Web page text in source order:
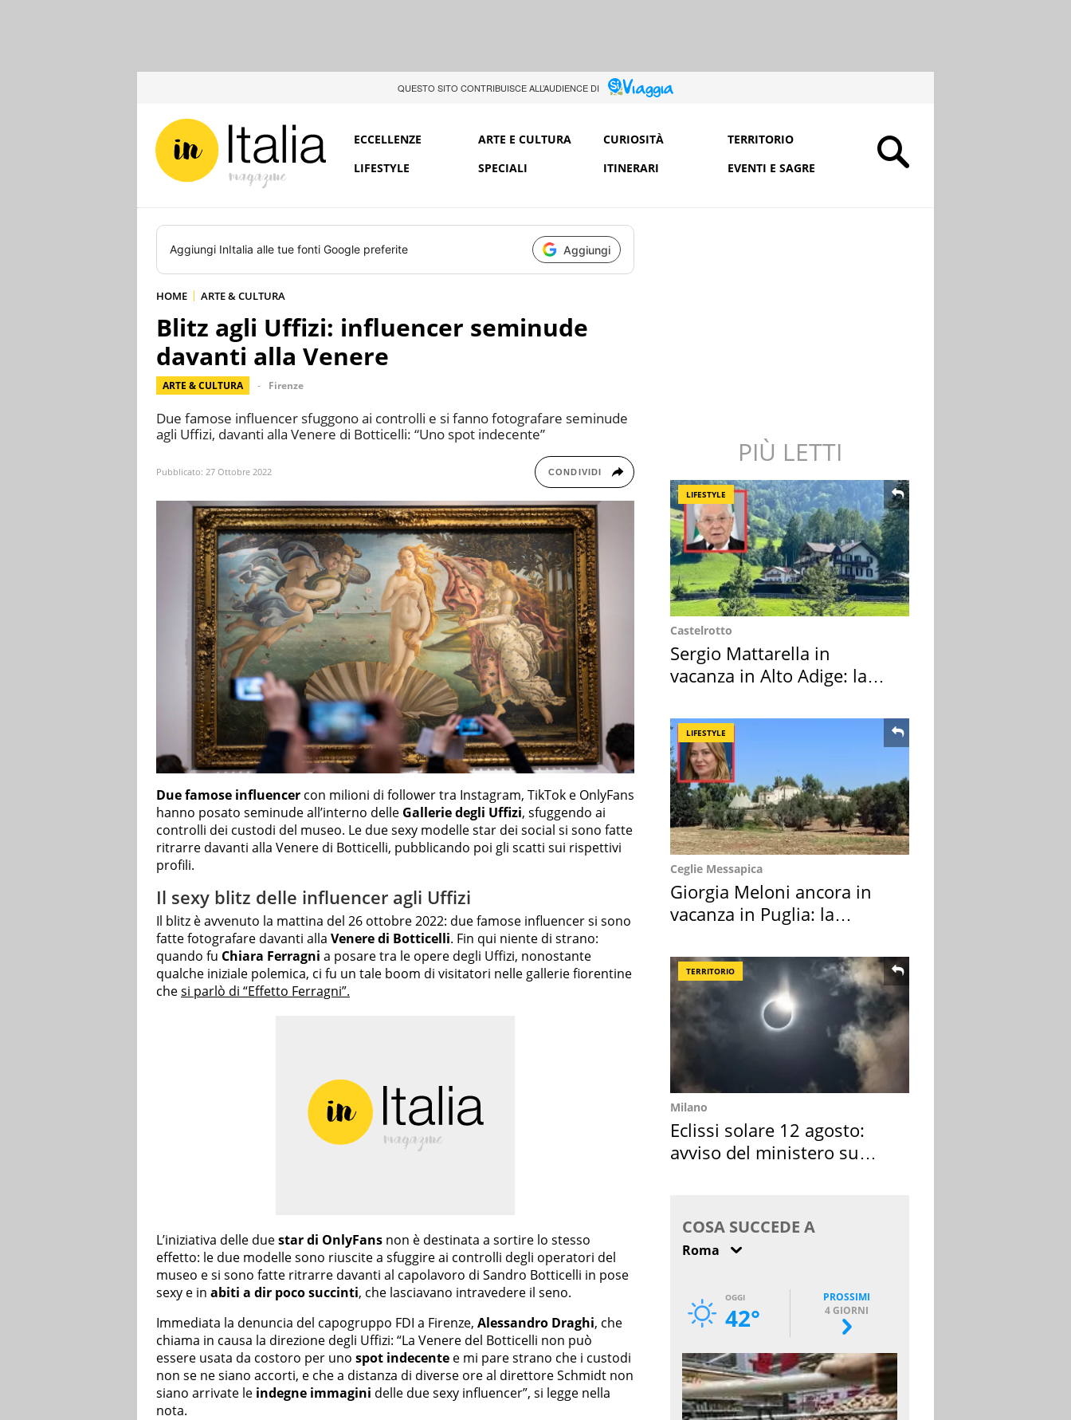
QUESTO SITO CONTRIBUISCE ALL’AUDIENCE DI
ECCELLENZE ARTE E CULTURA CURIOSITÀ
TERRITORIO
LIFESTYLE
SPECIALI ITINERARI EVENTI E SAGRE
Aggiungi InItalia alle tue fonti Google preferite Aggiungi
HOME ARTE & CULTURA
Blitz agli Uffizi: influencer seminude
davanti alla Venere
ARTE & CULTURA Firenze
Due famose influencer sfuggono ai controlli e si fanno fotografare seminude
agli Uffizi, davanti alla Venere di Botticelli: “Uno spot indecente”
Pubblicato: 27 Ottobre 2022 CONDIVIDI
Due famose influencer con milioni di follower tra Instagram, TikTok e OnlyFans
hanno posato seminude all’interno delle Gallerie degli Uffizi, sfuggendo ai
controlli dei custodi del museo. Le due sexy modelle star dei social si sono fatte
ritrarre davanti alla Venere di Botticelli, pubblicando poi gli scatti sui rispettivi
profili.
Il sexy blitz delle influencer agli Uffizi
Il blitz è avvenuto la mattina del 26 ottobre 2022: due famose influencer si sono
fatte fotografare davanti alla Venere di Botticelli. Fin qui niente di strano:
quando fu Chiara Ferragni a posare tra le opere degli Uffizi, nonostante
qualche iniziale polemica, ci fu un tale boom di visitatori nelle gallerie fiorentine
chesi parlò di “Effetto Ferragni”.
L’iniziativa delle duestar di OnlyFans non è destinata a sortire lo stesso
effetto: le due modelle sono riuscite a sfuggire ai controlli degli operatori del
museo e si sono fatte ritrarre davanti al capolavoro di Sandro Botticelli in pose
sexy e in abiti a dir poco succinti, che lasciavano intravedere il seno.
Immediata la denuncia del capogruppo FDI a Firenze, Alessandro Draghi, che
chiama in causa la direzione degli Uffizi: “La Venere del Botticelli non può
essere usata da costoro per uno spot indecente e mi pare strano che i custodi
non se ne siano accorti, e che a distanza di diverse ore al direttore Schmidt non
siano arrivate le indegne immagini delle due sexy influencer”, si legge nella
nota.
PIÙ LETTI
LIFESTYLE
Castelrotto
Sergio Mattarella in
vacanza in Alto Adige: la
LIFESTYLE
Ceglie Messapica
Giorgia Meloni ancora in
vacanza in Puglia: la
TERRITORIO
Milano
Eclissi solare 12 agosto:
avviso del ministero su